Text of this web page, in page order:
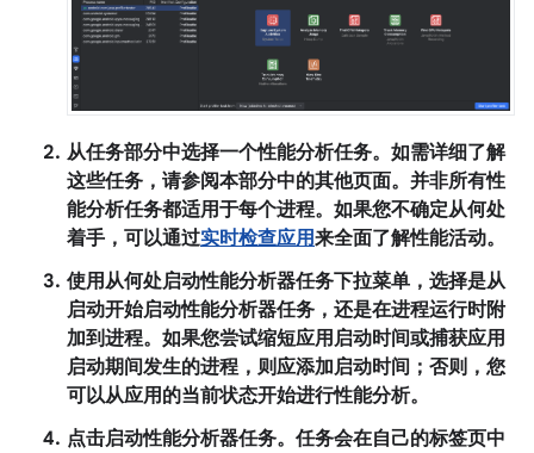
从任务部分中选择一个性能分析任务。如需详细了解
这些任务，请参阅本部分中的其他页面。并非所有性
能分析任务都适用于每个进程。如果您不确定从何处
着手，可以通过实时检查应用来全面了解性能活动。
使用从何处启动性能分析器任务下拉菜单，选择是从
启动开始启动性能分析器任务，还是在进程运行时附
加到进程。如果您尝试缩短应用启动时间或捕获应用
启动期间发生的进程，则应添加启动时间；否则，您
可以从应用的当前状态开始进行性能分析。
点击启动性能分析器任务。任务会在自己的标签页中